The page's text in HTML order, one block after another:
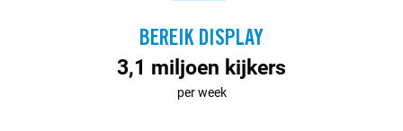
BEREIK DISPLAY
3,1 miljoen kijkers
per week